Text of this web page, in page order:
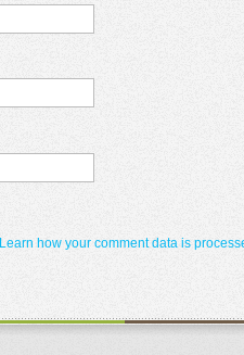
Learn how your comment data is